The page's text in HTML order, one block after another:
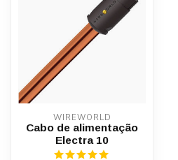
WIREWORLD
Cabo de alimentação
Electra 10